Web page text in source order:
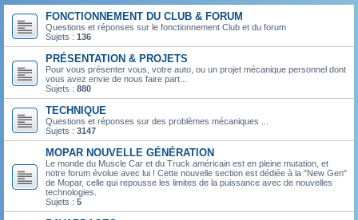
h
e
FONCTIONNEMENT DU CLUB & FORUM
Questions et réponses sur le fonctionnement Club et du forum
Sujets : 136
PRÉSENTATION & PROJETS
Pour vous présenter vous, votre auto, ou un projet mécanique personnel dont
vous avez envie de nous faire part...
Sujets : 880
TECHNIQUE
Questions et réponses sur des problèmes mécaniques ...
Sujets : 3147
MOPAR NOUVELLE GÉNÉRATION
Le monde du Muscle Car et du Truck américain est en pleine mutation, et
notre forum évolue avec lui ! Cette nouvelle section est dédiée à la "New Gen"
de Mopar, celle qui repousse les limites de la puissance avec de nouvelles
technologies.
Sujets : 5